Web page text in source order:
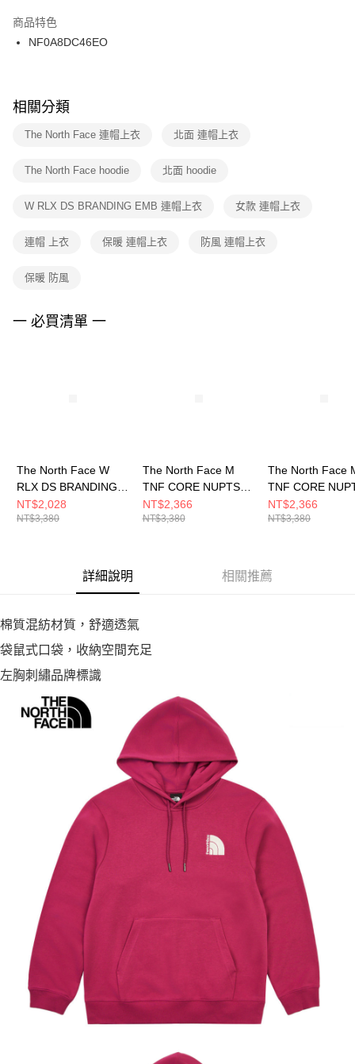
２．訂單成立數日內，您將收到繳費通知簡訊。
３．收到繳費通知簡訊後14天內，點擊此簡訊中的連結，可透過四大超商／
ATM／網路銀行／等多元方式進行付款，方視為交易完成。
※ 交易是否成功請以「AFTEE先享後付 」之結帳頁面顯示為準，若有關於
是否繳費成功／繳費後需取消欲退款等相關疑問，請聯繫「AFTEE先享後付
客戶支援中心」https://netprotections.freshdesk.com/support/home
１．透過由恩沛科技股份有限公司提供之「AFTEE先享後付」服務完成之交
權轉讓予恩沛科技股份有限公司。
３．未成年的使用者請事先徵得法定代理人或監護人之同意方可使用
任。
請求用戶進行身份認證。
５．嚴禁一人註冊多個帳號或使用他人資訊註冊。若發現惡意使用之情形，
付款後門市自取
每筆NT$100，滿NT$1,500(含以上)免運費
商品特色
NF0A8DC46EO
相關分類
The North Face 連帽上衣 北面 連帽上衣
The North Face hoodie 北面 hoodie
W RLX DS BRANDING EMB 連帽上衣 女款 連帽上衣
連帽 上衣 保暖 連帽上衣 防風 連帽上衣
保暖 防風
一 必買清單 一
The North Face W
RLX DS BRANDING
EMB HOODIE
GRAPHIC - A 女 連帽
NT$2,028
NT$3,380
The North Face M
TNF CORE NUPTSE
BEAR HOODIE
GRAPHIC - 男 連帽上
NT$2,366
NT$3,380
The North Face
TNF CORE
BEAR HOODIE
GRAPHIC - 男
NT$2,366
NT$3,380
詳細說明 相關推薦
棉質混紡材質，舒適透氣
袋鼠式口袋，收納空間充足
左胸刺繡品牌標識